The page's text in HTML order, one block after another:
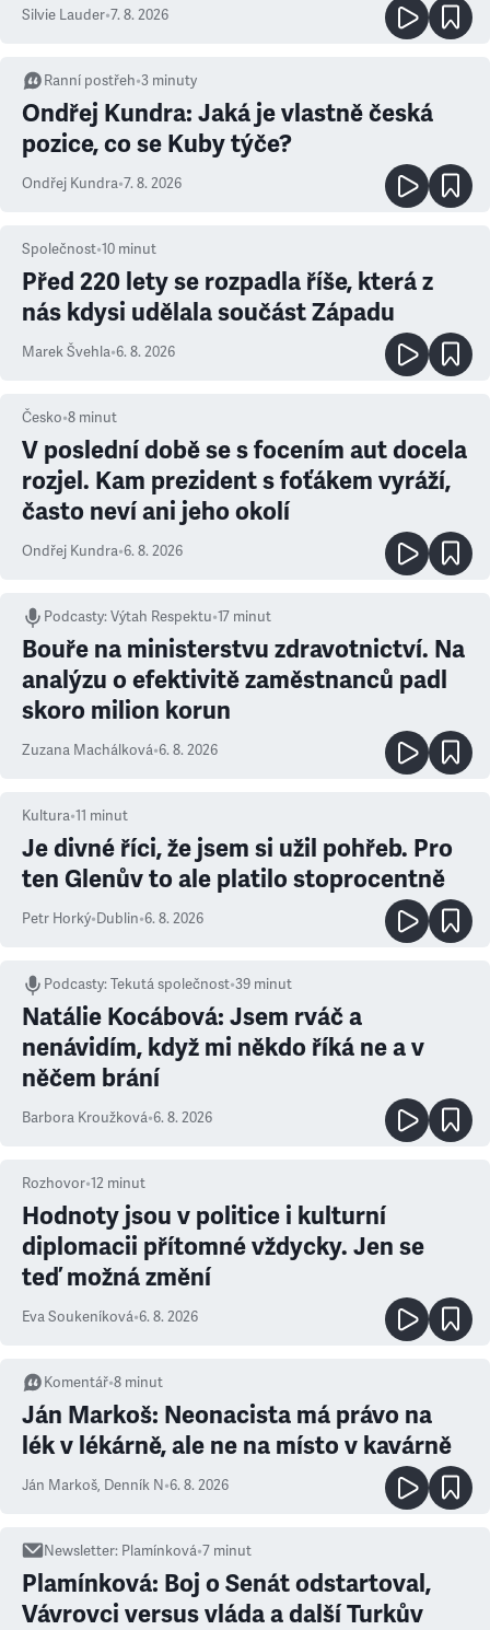
Silvie Lauder•7. 8. 2026
Ranní postřeh•3 minuty
Ondřej Kundra: Jaká je vlastně česká
pozice, co se Kuby týče?
Ondřej Kundra•7. 8. 2026
Společnost•10 minut
Před 220 lety se rozpadla říše, která z
nás kdysi udělala součást Západu
Marek Švehla•6. 8. 2026
Česko•8 minut
V poslední době se s focením aut docela
rozjel. Kam prezident s foťákem vyráží,
často neví ani jeho okolí
Ondřej Kundra•6. 8. 2026
Podcasty:Výtah Respektu•17 minut
Bouře na ministerstvu zdravotnictví. Na
analýzu o efektivitě zaměstnanců padl
skoro milion korun
Zuzana Machálková•6. 8. 2026
Kultura•11 minut
Je divné říci, že jsem si užil pohřeb. Pro
ten Glenův to ale platilo stoprocentně
Petr Horký•Dublin•6. 8. 2026
Podcasty:Tekutá společnost•39 minut
Natálie Kocábová: Jsem rváč a
nenávidím, když mi někdo říká ne a v
něčem brání
Barbora Kroužková•6. 8. 2026
Rozhovor•12 minut
Hodnoty jsou v politice i kulturní
diplomacii přítomné vždycky. Jen se
teď možná změní
Eva Soukeníková•6. 8. 2026
Komentář•8 minut
Ján Markoš: Neonacista má právo na
lék v lékárně, ale ne na místo v kavárně
Ján Markoš, Denník N•6. 8. 2026
Newsletter: Plamínková•7 minut
Plamínková: Boj o Senát odstartoval,
Vávrovci versus vláda a další Turkův